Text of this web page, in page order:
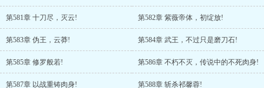
第581章 十刀尽，灭云! 第582章 紫薇帝体，初绽放!
第583章 伪王，云莽! 第584章 武王，不过只是磨刀石!
第585章 修罗般若! 第586章 不朽不灭，传说中的不死肉身!
第587章 以战重铸肉身! 第588章 斩杀祁馨蓉!